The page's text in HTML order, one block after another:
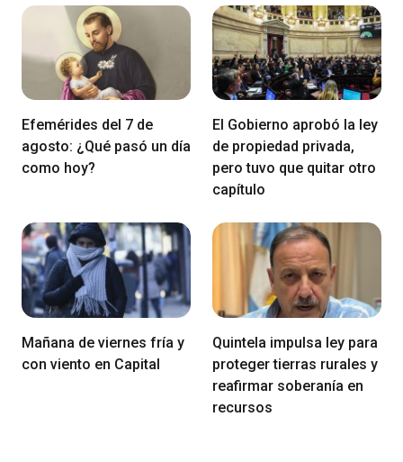
Efemérides del 7 de
agosto: ¿Qué pasó un día
como hoy?
El Gobierno aprobó la ley
de propiedad privada,
pero tuvo que quitar otro
capítulo
Mañana de viernes fría y
con viento en Capital
Quintela impulsa ley para
proteger tierras rurales y
reafirmar soberanía en
recursos